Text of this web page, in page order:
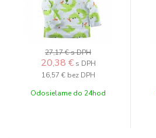
27,17 €s DPH
20,38 € s DPH
16,57 € bez DPH
Odosielame do 24hod